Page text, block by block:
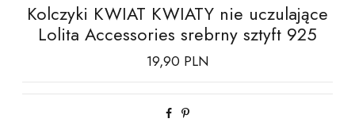
Kolczyki KWIAT KWIATY nie uczulające
Lolita Accessories srebrny sztyft 925
19,90 PLN